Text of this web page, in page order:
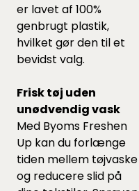
er lavet af 100%
genbrugt plastik,
hvilket gør den til et
bevidst valg.
Frisk tøj uden
unødvendig vask
Med Byoms Freshen
Up kan du forlænge
tiden mellem tøjvaske
og reducere slid på